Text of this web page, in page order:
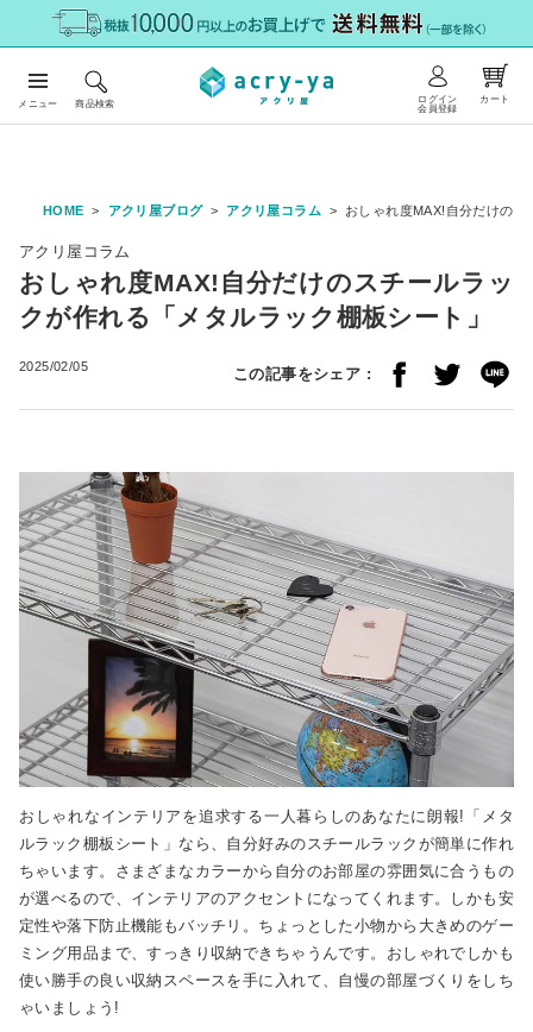
メニュー 商品検索
ログイン
会員登録
カート
HOME アクリ屋ブログ アクリ屋コラム おしゃれ度MAX!自分だけの
アクリ屋コラム
おしゃれ度MAX!自分だけのスチールラッ
クが作れる「メタルラック棚板シート」
2025/02/05 この記事をシェア :
おしゃれなインテリアを追求する一人暮らしのあなたに朗報!「メタ
ルラック棚板シート」なら、自分好みのスチールラックが簡単に作れ
ちゃいます。さまざまなカラーから自分のお部屋の雰囲気に合うもの
が選べるので、インテリアのアクセントになってくれます。しかも安
定性や落下防止機能もバッチリ。ちょっとした小物から大きめのゲー
ミング用品まで、すっきり収納できちゃうんです。おしゃれでしかも
使い勝手の良い収納スペースを手に入れて、自慢の部屋づくりをしち
ゃいましょう!